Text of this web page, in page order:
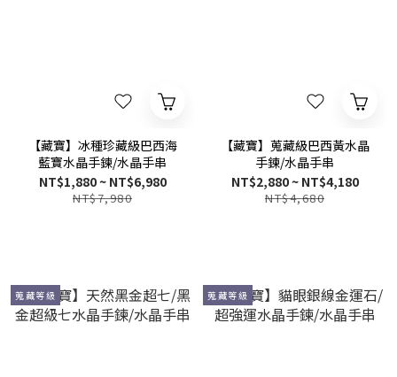
【藏寶】冰種珍藏級巴西海
藍寶水晶手鍊/水晶手串
NT$1,880 ~ NT$6,980
NT$7,980
【藏寶】蒐藏級巴西黃水晶
手鍊/水晶手串
NT$2,880 ~ NT$4,180
NT$4,680
蒐藏等級 蒐藏等級